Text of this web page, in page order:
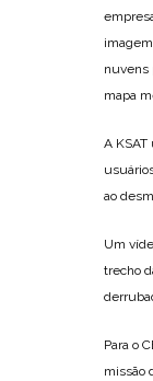
nuvens
mapa
A
ao
Um
trecho
Para o
missão